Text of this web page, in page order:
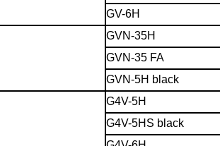
GV-6H
GVN-35H
GVN-35 FA
GVN-5H black
G4V-5H
G4V-5HS black